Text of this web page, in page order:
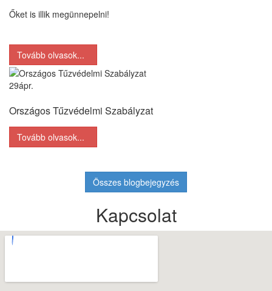
Őket is illik megünnepelni!
Tovább olvasok...
29ápr.
Országos Tűzvédelmi Szabályzat
Tovább olvasok...
Összes blogbejegyzés
Kapcsolat